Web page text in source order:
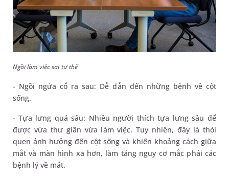
Ngồi làm việc sai tư thế
- Ngồi ngửa cổ ra sau: Dễ dẫn đến những bệnh về cột
sống.
- Tựa lưng quá sâu: Nhiều người thích tựa lưng sâu để
được vừa thư giãn vừa làm việc. Tuy nhiên, đây là thói
quen ảnh hưởng đến cột sống và khiến khoảng cách giữa
mắt và màn hình xa hơn, làm tăng nguy cơ mắc phải các
bệnh lý về mắt.